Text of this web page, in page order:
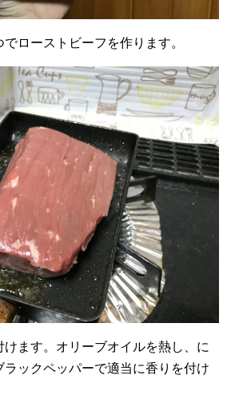
ローストビーフを作ります。
けます。オリーブオイルを熱し、に
ラックペッパーで適当に香りを付け